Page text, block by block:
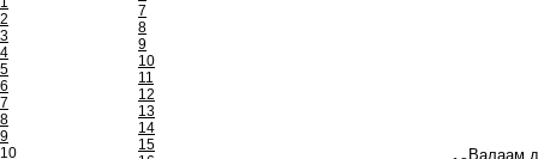
2
3
4
5
6
7
8
9
10
7
8
9
10
11
12
13
14
15
Валаам